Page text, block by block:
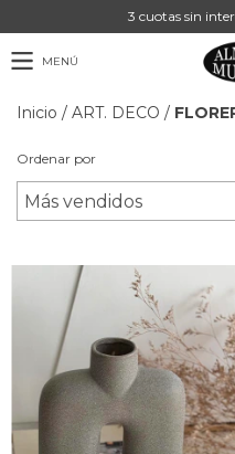
3 cuotas sin
MENÚ
Inicio / ART. DECO /
Ordenar por